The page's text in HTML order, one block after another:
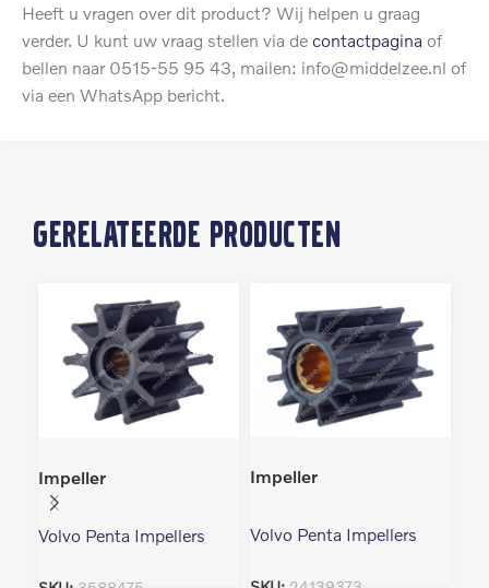
Heeft u vragen over dit product? Wij helpen u graag
verder. U kunt uw vraag stellen via de contactpagina of
bellen naar 0515-55 95 43, mailen: info@middelzee.nl of
via een WhatsApp bericht.
Gerelateerde producten
Impeller
Volvo Penta Impellers
Impeller
Volvo Penta Impellers